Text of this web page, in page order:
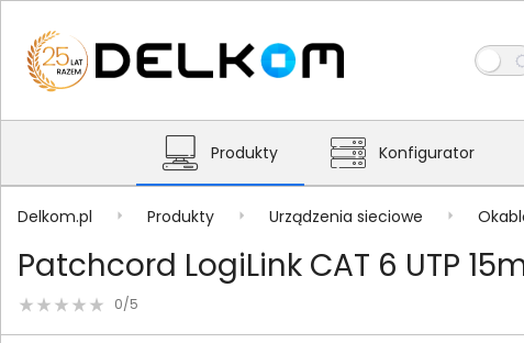
Produkty Konfigurator
Delkom.pl Produkty Urządzenia sieciowe
Patchcord LogiLink CAT 6 UTP
0/5